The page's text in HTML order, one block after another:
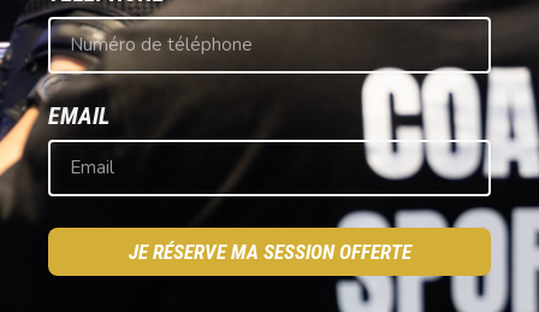
EMAIL
JE RÉSERVE MA SESSION OFFERTE